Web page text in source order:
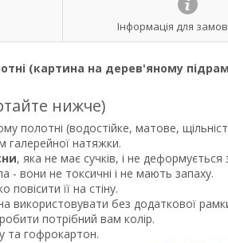
Інформація для
(картина на дерев'яному
нижче)
полотні (водостійке, матове,
галерейної натяжки.
, яка не має сучків, і не деформується
- вони не токсичні і не мають запаху.
її на стіну.
використовувати без додаткової
потрібний вам колір.
та гофрокартон.